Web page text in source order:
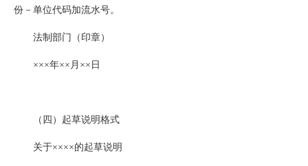
份－单位代码加流水号。
法制部门（印章）
×××年××月××日
（四）起草说明格式
关于××××的起草说明